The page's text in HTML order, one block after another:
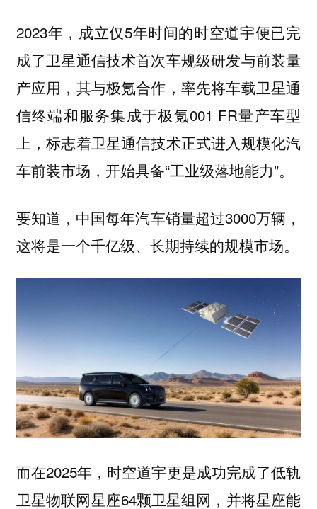
2023年，成立仅5年时间的时空道宇便已完
成了卫星通信技术首次车规级研发与前装量
产应用，其与极氪合作，率先将车载卫星通
信终端和服务集成于极氪001 FR量产车型
上，标志着卫星通信技术正式进入规模化汽
车前装市场，开始具备“工业级落地能力”。
要知道，中国每年汽车销量超过3000万辆，
这将是一个千亿级、长期持续的规模市场。
而在2025年，时空道宇更是成功完成了低轨
卫星物联网星座64颗卫星组网，并将星座能